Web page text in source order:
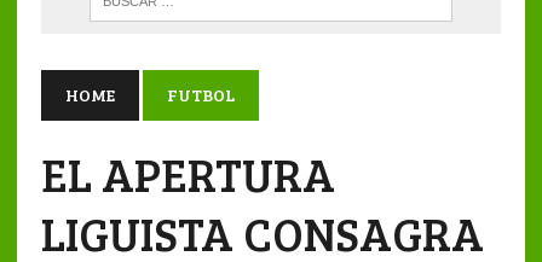
HOME FUTBOL
EL APERTURA
LIGUISTA CONSAGRA